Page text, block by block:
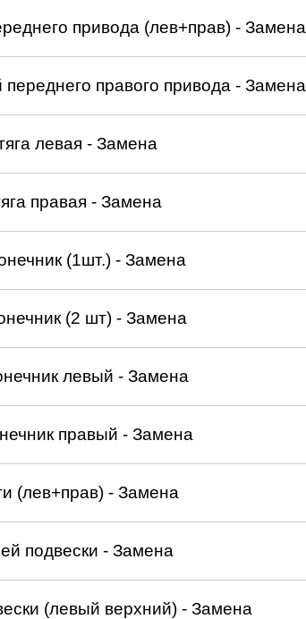
привода (лев+прав) - Замена
правого привода - Замена
левая - Замена
правая - Замена
(1шт.) - Замена
(2 шт) - Замена
левый - Замена
правый - Замена
(лев+прав) - Замена
подвески - Замена
(левый верхний) - Замена